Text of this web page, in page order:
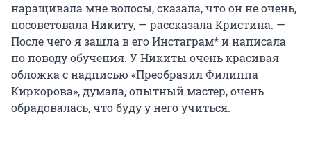
наращивала мне волосы, сказала, что он не очень,
посоветовала Никиту, — рассказала Кристина. —
После чего я зашла в его Инстаграм* и написала
по поводу обучения. У Никиты очень красивая
обложка с надписью «Преобразил Филиппа
Киркорова», думала, опытный мастер, очень
обрадовалась, что буду у него учиться.